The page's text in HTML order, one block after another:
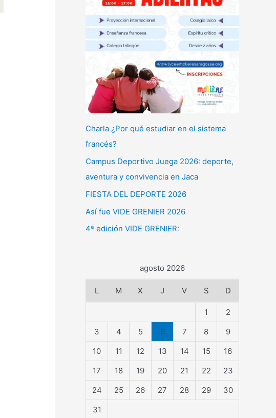
Charla ¿Por qué estudiar en el sistema
francés?
Campus Deportivo Juega 2026: deporte,
aventura y convivencia en Jaca
FIESTA DEL DEPORTE 2026
Así fue VIDE GRENIER 2026
4ª edición VIDE GRENIER:
agosto 2026
L M X J V S D
1
2
3
4 5 6 7 8
9
10
11 12 13 14 15
16
17
18 19 20 21 22
23
24
25 26 27 28 29
30
31